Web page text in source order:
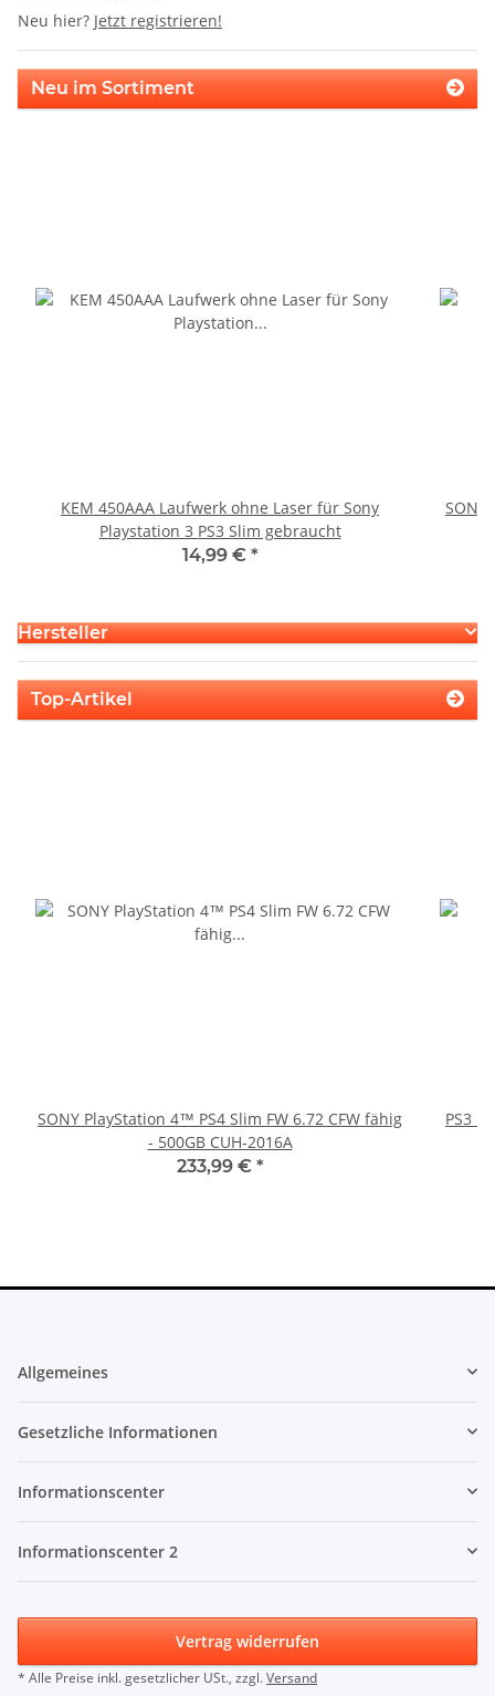
Neu hier? Jetzt registrieren!
Neu im Sortiment
KEM 450AAA Laufwerk ohne Laser für Sony
Playstation 3 PS3 Slim gebraucht
14,99 € *
Hersteller
Top-Artikel
SONY PlayStation 4™ PS4 Slim FW 6.72 CFW fähig
- 500GB CUH-2016A
233,99 € *
PS3
Allgemeines
Gesetzliche Informationen
Informationscenter
Informationscenter 2
Vertrag widerrufen
* Alle Preise inkl. gesetzlicher USt., zzgl.Versand